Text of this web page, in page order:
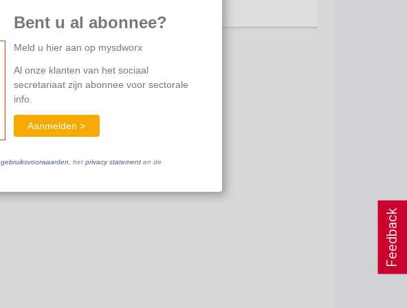
Feedback
Bent u al abonnee?
Meld u hier aan op mysdworx
Al onze klanten van het sociaal
secretariaat zijn abonnee voor sectorale
info.
Aanmelden >
gebruiksvoorwaarden , het privacy statementen de